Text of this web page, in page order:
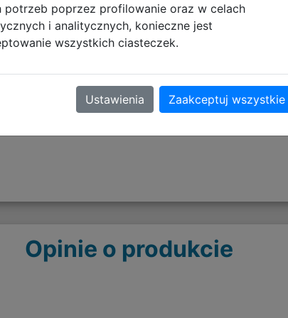
Informacje o
Artykuły tekstylne -
pobierz plik
Opinie o produkcie
potrzeb poprzez profilowanie oraz w celach
i analitycznych, konieczne jest
wszystkich ciasteczek.
Ustawienia Zaakceptuj wszystkie